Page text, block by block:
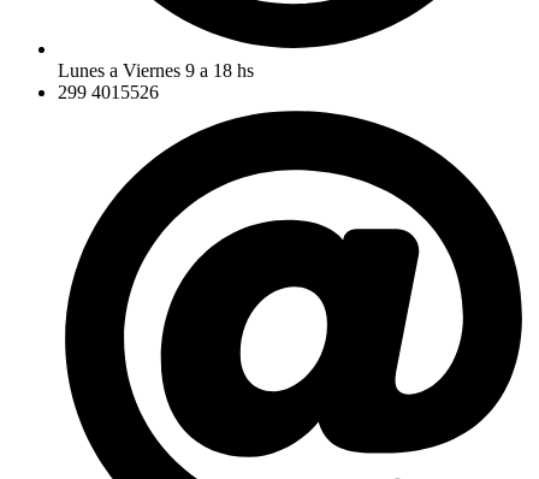
Lunes a Viernes 9 a 18 hs
299 4015526